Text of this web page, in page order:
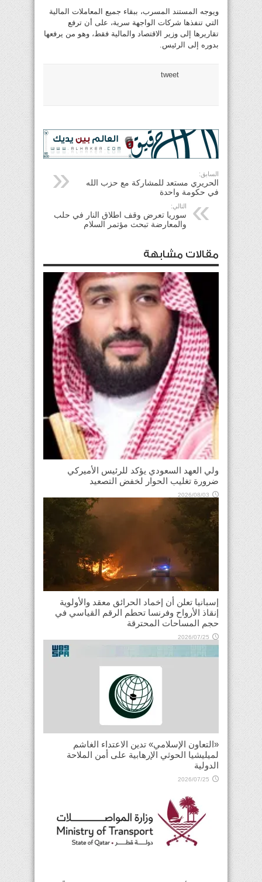
ويوجه المستند المسرب، ببقاء جميع المعاملات المالية
التي تنفذها شركات الواجهة سرية، على أن ترفع
تقاريرها إلى وزير الاقتصاد والمالية فقط، وهو من يرفعها
بدوره إلى الرئيس.
tweet
السابق:
الحريري مستعد للمشاركة مع حزب الله
في حكومة واحدة
التالي:
سوريا تعرض وقف اطلاق النار في حلب
والمعارضة تبحث مؤتمر السلام
مقالات مشابهة
ولي العهد السعودي يؤكد للرئيس الأميركي
ضرورة تغليب الحوار لخفض التصعيد
2026/08/03
إسبانيا تعلن أن إخماد الحرائق معقد والأولوية
إنقاذ الأرواح وفرنسا تحطم الرقم القياسي في
حجم المساحات المحترقة
2026/07/25
«التعاون الإسلامي» تدين الاعتداء الغاشم
لميليشيا الحوثي الإرهابية على أمن الملاحة
الدولية
2026/07/25